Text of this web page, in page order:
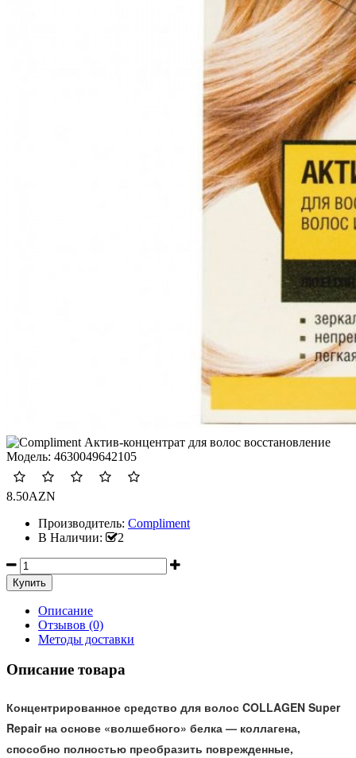
Модель: 4630049642105
8.50AZN
Производитель: Compliment
В Наличии:
2
Описание
Отзывов (0)
Методы доставки
Описание товара
Концентрированное средство для волос COLLAGEN Super
Repair на основе «волшебного» белка — коллагена,
способно полностью преобразить поврежденные,